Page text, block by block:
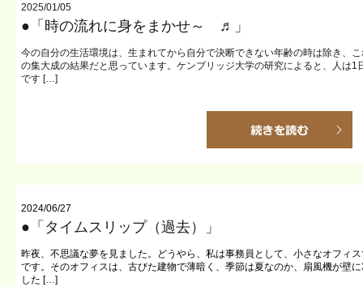
2025/01/05
●「時の流れに身をまかせ～ ♬」
今の自分の生活環境は、生まれてから自分で決断できない年齢の時は除き、
の集大成の結果だと思っています。ケンブリッジ大学の研究によると、人は
です […]
2024/06/27
●「タイムスリップ（過去）」
昨夜、不思議な夢を見ました。どうやら、私は事務員として、小さなオフィ
です。そのオフィスは、古びた建物で薄暗く、季節は夏なのか、扇風機が壁
した […]